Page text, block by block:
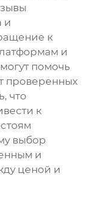
и
к
и
помочь
проверенных
что
к
выбор
и
ценой и